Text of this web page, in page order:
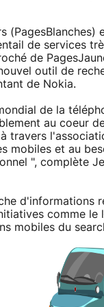
(PagesBlanches)
de services
de
outil de
de Nokia.
de la
au coeur
travers
mobiles et au
", complète
d'informations
comme
mobiles du